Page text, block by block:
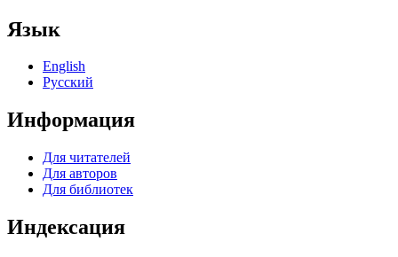
Язык
English
Русский
Информация
Для читателей
Для авторов
Для библиотек
Индексация